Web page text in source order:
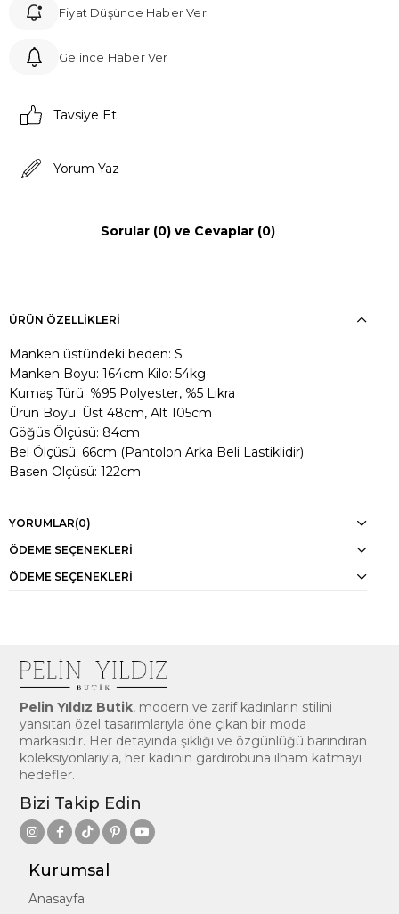
Fiyat Düşünce Haber Ver
Gelince Haber Ver
Tavsiye Et
Yorum Yaz
Sorular (0) ve Cevaplar (0)
ÜRÜN ÖZELLIKLERI
Manken üstündeki beden: S
Manken Boyu: 164cm Kilo: 54kg
Kumaş Türü: %95 Polyester, %5 Likra
Ürün Boyu: Üst 48cm, Alt 105cm
Göğüs Ölçüsü: 84cm
Bel Ölçüsü: 66cm (Pantolon Arka Beli Lastiklidir)
Basen Ölçüsü: 122cm
YORUMLAR(0)
ÖDEME SEÇENEKLERI
ÖDEME SEÇENEKLERI
Pelin Yıldız Butik, modern ve zarif kadınların stilini
yansıtan özel tasarımlarıyla öne çıkan bir moda
markasıdır. Her detayında şıklığı ve özgünlüğü barındıran
koleksiyonlarıyla, her kadının gardırobuna ilham katmayı
hedefler.
Bizi Takip Edin
Kurumsal
Anasayfa